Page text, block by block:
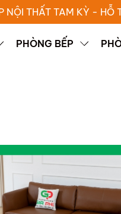
NỘI THẤT TAM KỲ -
PHÒNG BẾP